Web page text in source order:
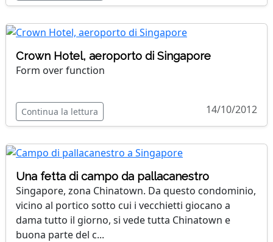
Crown Hotel, aeroporto di Singapore
Form over function
Continua la lettura 14/10/2012
Una fetta di campo da pallacanestro
Singapore, zona Chinatown. Da questo condominio,
vicino al portico sotto cui i vecchietti giocano a
dama tutto il giorno, si vede tutta Chinatown e
buona parte del c...